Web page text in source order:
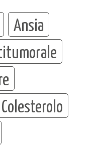
Ansia
Colesterolo